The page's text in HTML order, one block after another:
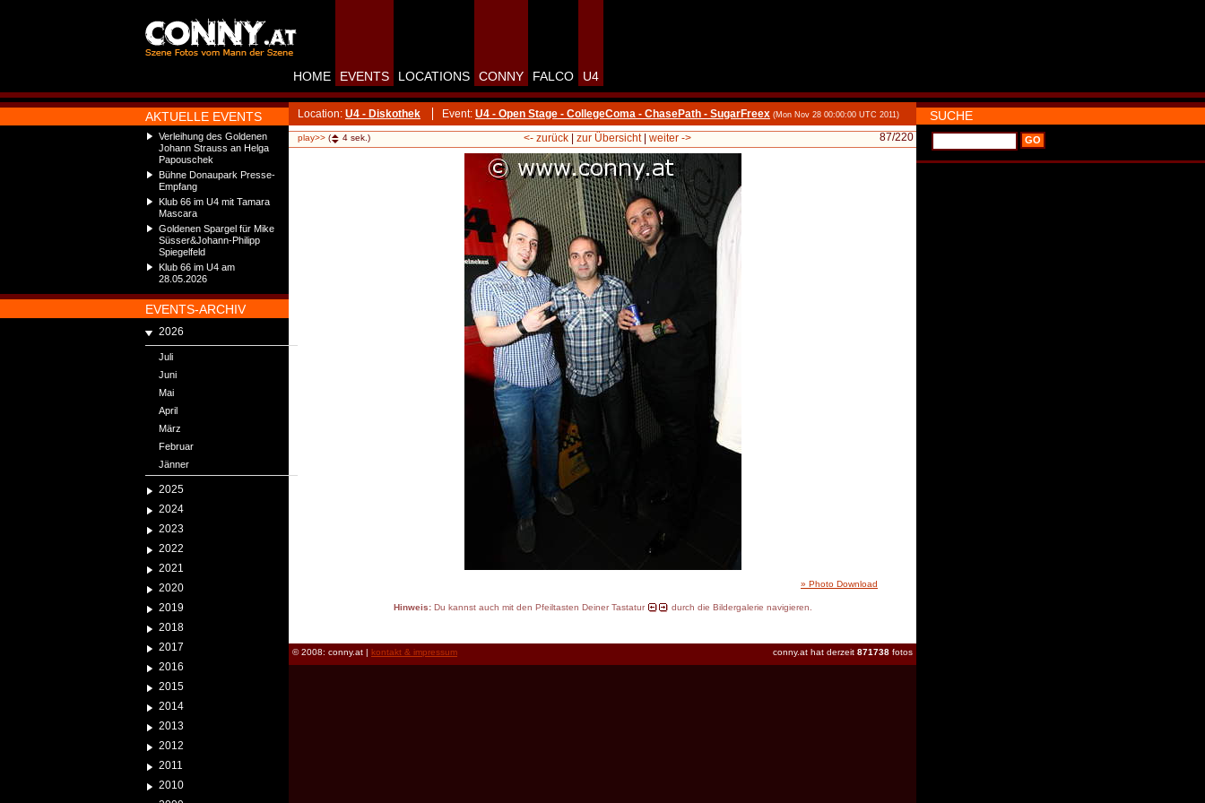
AKTUELLE EVENTS
Verleihung des Goldenen
Johann Strauss an Helga
Papouschek
Bühne Donaupark Presse-
Empfang
Klub 66 im U4 mit Tamara
Mascara
Goldenen Spargel für Mike
Süsser&Johann-Philipp
Spiegelfeld
Klub 66 im U4 am
28.05.2026
EVENTS-ARCHIV
2026
Juli
Juni
Mai
April
März
Februar
Jänner
2025
2024
2023
2022
2021
2020
2019
2018
2017
2016
2015
2014
2013
2012
2011
2010
HOME EVENTS LOCATIONS CONNY FALCO U4
Location: U4 - Diskothek Event: U4 - Open Stage - CollegeComa - ChasePath - SugarFreex (Mon Nov 28 00:00:00 UTC 2011)
play>> ( 4 sek.) 87/220
<- zurück| zur Übersicht| weiter ->
» Photo Download
Hinweis:Du kannst auch mit den Pfeiltasten Deiner Tastatur durch die Bildergalerie navigieren.
conny.at hat derzeit 871738 fotos
© 2008: conny.at | kontakt & impressum
SUCHE